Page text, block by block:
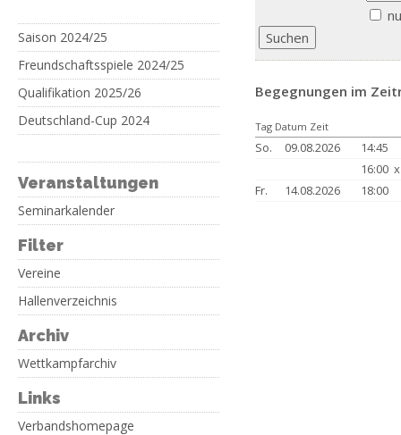
Saison 2024/25
Freundschaftsspiele 2024/25
Qualifikation 2025/26
Deutschland-Cup 2024
Veranstaltungen
Seminarkalender
Filter
Vereine
Hallenverzeichnis
Archiv
Wettkampfarchiv
Links
Verbandshomepage
Begegnungen im
Tag Datum Zeit
So. 09.08.2026
14:45
16:00
Fr.
14.08.2026 18:00